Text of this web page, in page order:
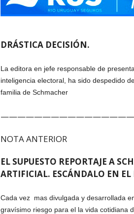
DRÁSTICA DECISIÓN.
La editora en jefe responsable de
inteligencia electoral, ha sido despedido
familia de Schmacher
NOTA ANTERIOR
EL SUPUESTO REPORTAJE A
ARTIFICIAL. ESCÁNDALO EN
Cada vez mas divulgada y desarrollada
gravísimo riesgo para el la vida cotidiana